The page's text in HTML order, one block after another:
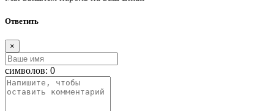
Ответить
×
символов: 0